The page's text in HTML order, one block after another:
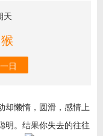
天
日
却懒惰，圆滑，感情上
明。结果你失去的往往